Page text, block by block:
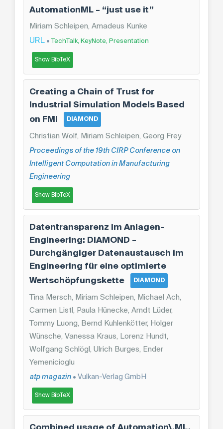
AutomationML – “just use it”
Miriam Schleipen, Amadeus Kunke
URL • TechTalk, KeyNote, Presentation
Show BibTeX
Creating a Chain of Trust for
Industrial Simulation Models Based
on FMI
DIAMOND
Christian Wolf, Miriam Schleipen, Georg Frey
Proceedings of the 19th CIRP Conference on
Intelligent Computation in Manufacturing
Engineering
Show BibTeX
Datentransparenz im Anlagen-
Engineering: DIAMOND –
Durchgängiger Datenaustausch im
Engineering für eine optimierte
Wertschöpfungskette
DIAMOND
Tina Mersch, Miriam Schleipen, Michael Ach,
Carmen Listl, Paula Hünecke, Arndt Lüder,
Tommy Luong, Bernd Kuhlenkötter, Holger
Wünsche, Vanessa Kraus, Lorenz Hundt,
Wolfgang Schlögl, Ulrich Burges, Ender
Yemenicioglu
atp magazin • Vulkan-Verlag GmbH
Show BibTeX